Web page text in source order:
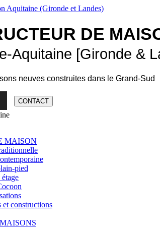
DE
Aquitaine [Gironde &
neuves construites dans le Grand-Sud
CONTACT
MAISON
pied
et constructions